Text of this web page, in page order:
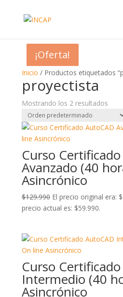
Inicio / Productos etiquetados
proyectista
Mostrando los 2 resultados
¡Oferta!
Curso
Avanzado (40
Asincrónico
$129.990 El precio original era:
precio actual es: $59.990.
¡Oferta!
Curso
Intermedio (40
Asincrónico